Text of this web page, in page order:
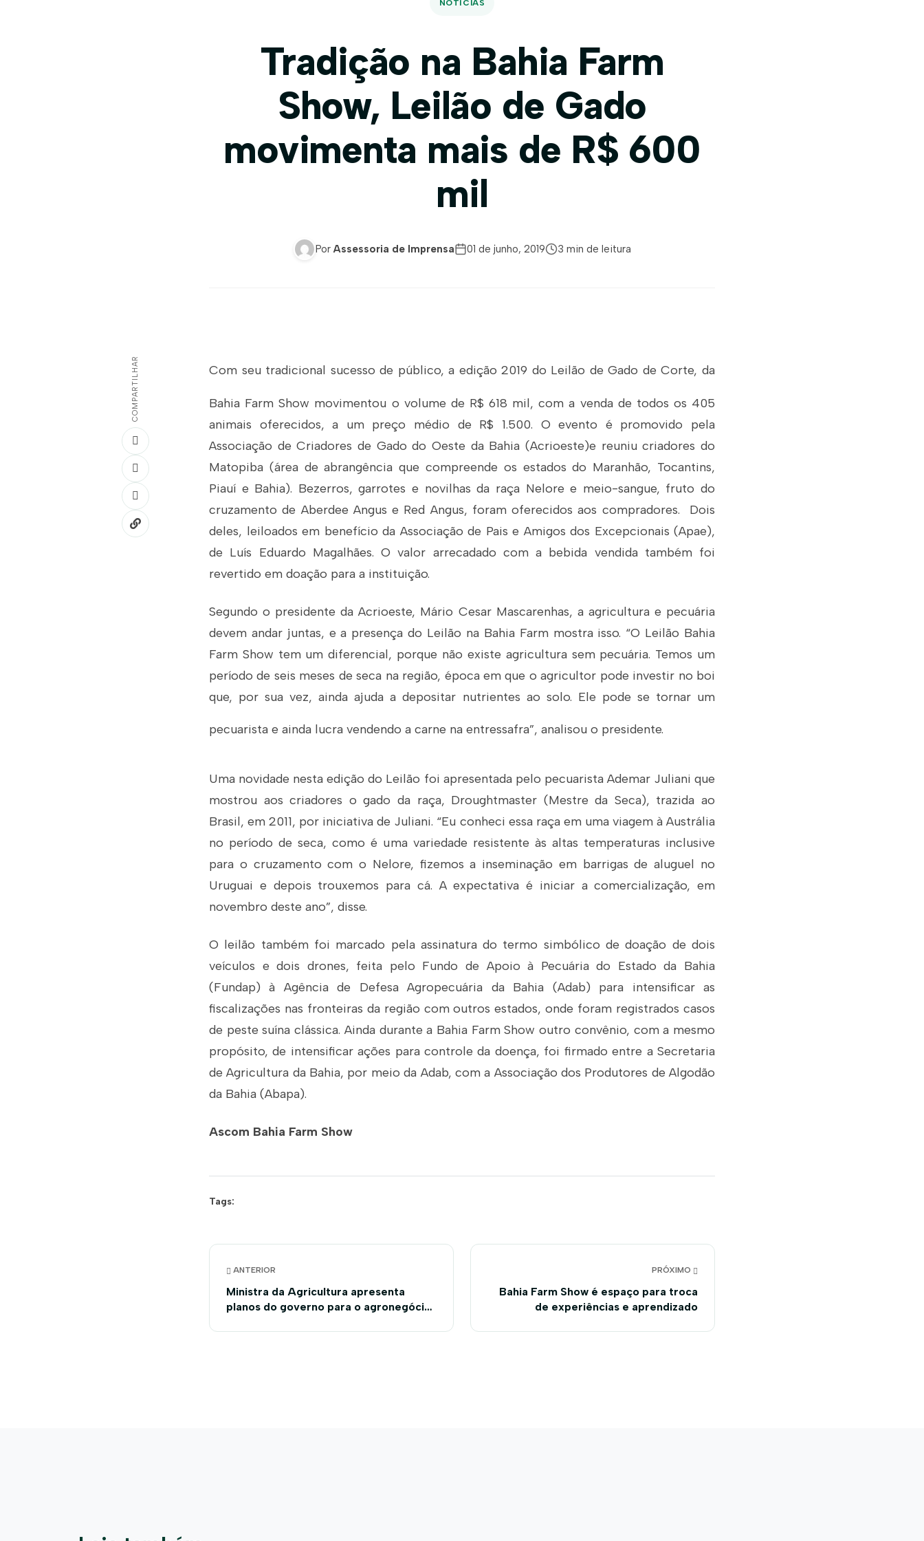
NOTÍCIAS
Tradição na Bahia Farm
Show, Leilão de Gado
movimenta mais de R$ 600
mil
Por Assessoria de Imprensa 01 de junho, 2019 3 min de leitura
COMPARTILHAR Com seu tradicional sucesso de público, a edição 2019 do Leilão de Gado de Corte, da
Bahia Farm Show movimentou o volume de R$ 618 mil, com a venda de todos os 405
animais oferecidos, a um preço médio de R$ 1.500. O evento é promovido pela
Associação de Criadores de Gado do Oeste da Bahia (Acrioeste)e reuniu criadores do
Matopiba (área de abrangência que compreende os estados do Maranhão, Tocantins,
Piauí e Bahia). Bezerros, garrotes e novilhas da raça Nelore e meio-sangue, fruto do
cruzamento de Aberdee Angus e Red Angus, foram oferecidos aos compradores. Dois
deles, leiloados em benefício da Associação de Pais e Amigos dos Excepcionais (Apae),
de Luís Eduardo Magalhães. O valor arrecadado com a bebida vendida também foi
revertido em doação para a instituição.
Segundo o presidente da Acrioeste, Mário Cesar Mascarenhas, a agricultura e pecuária
devem andar juntas, e a presença do Leilão na Bahia Farm mostra isso. “O Leilão Bahia
Farm Show tem um diferencial, porque não existe agricultura sem pecuária. Temos um
período de seis meses de seca na região, época em que o agricultor pode investir no boi
que, por sua vez, ainda ajuda a depositar nutrientes ao solo. Ele pode se tornar um
pecuarista e ainda lucra vendendo a carne na entressafra”, analisou o presidente.
Uma novidade nesta edição do Leilão foi apresentada pelo pecuarista Ademar Juliani que
mostrou aos criadores o gado da raça, Droughtmaster (Mestre da Seca), trazida ao
Brasil, em 2011, por iniciativa de Juliani. “Eu conheci essa raça em uma viagem à Austrália
no período de seca, como é uma variedade resistente às altas temperaturas inclusive
para o cruzamento com o Nelore, fizemos a inseminação em barrigas de aluguel no
Uruguai e depois trouxemos para cá. A expectativa é iniciar a comercialização, em
novembro deste ano”, disse.
O leilão também foi marcado pela assinatura do termo simbólico de doação de dois
veículos e dois drones, feita pelo Fundo de Apoio à Pecuária do Estado da Bahia
(Fundap) à Agência de Defesa Agropecuária da Bahia (Adab) para intensificar as
fiscalizações nas fronteiras da região com outros estados, onde foram registrados casos
de peste suína clássica. Ainda durante a Bahia Farm Show outro convênio, com a mesmo
propósito, de intensificar ações para controle da doença, foi firmado entre a Secretaria
de Agricultura da Bahia, por meio da Adab, com a Associação dos Produtores de Algodão
da Bahia (Abapa).
Ascom Bahia Farm Show
Tags:
ANTERIOR
Ministra da Agricultura apresenta
planos do governo para o agronegócio
PRÓXIMO
Bahia Farm Show é espaço para troca
de experiências e aprendizado